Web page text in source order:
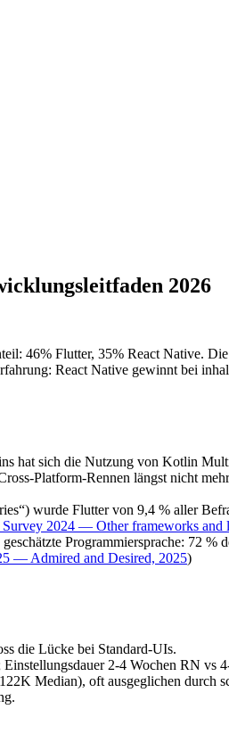
2026
46% Flutter, 35% React Native.
React Native gewinnt bei
hat sich die Nutzung von Kotlin
Platform-Rennen längst nicht
wurde Flutter von 9,4 % aller
2024 — Other frameworks and
Programmiersprache: 72
— Admired and Desired, 2025)
die Lücke bei Standard-UIs.
2-4 Wochen RN vs
Median), oft ausgeglichen durch